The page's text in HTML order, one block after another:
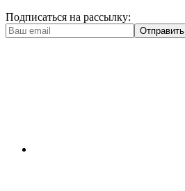
Подписаться на рассылку:
Отправить